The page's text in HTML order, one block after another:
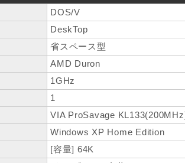
DOS/V
DeskTop
省スペース型
AMD Duron
1GHz
1
VIA ProSavage
Windows XP Home Edition
[容量] 64K